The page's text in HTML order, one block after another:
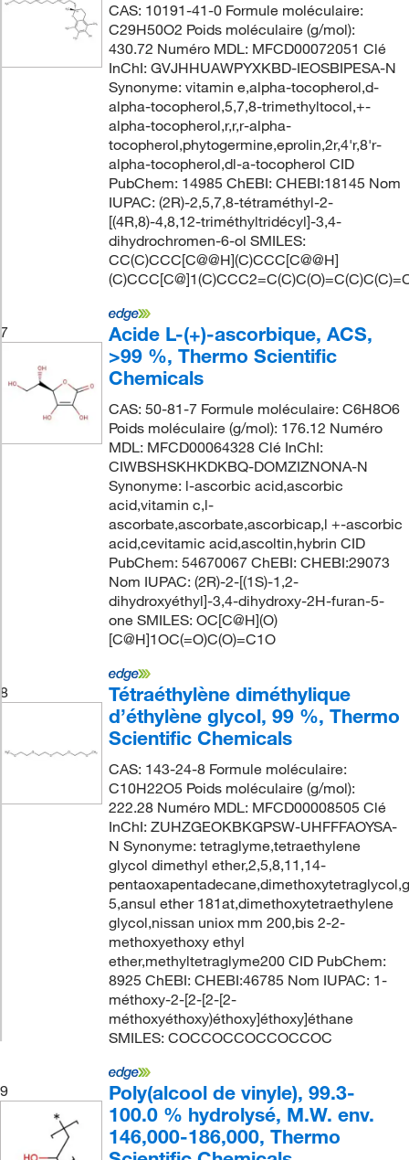
CAS: 10191-41-0 Formule moléculaire:
C29H50O2 Poids moléculaire (g/mol):
430.72 Numéro MDL: MFCD00072051 Clé
InChI: GVJHHUAWPYXKBD-IEOSBIPESA-N
Synonyme: vitamin e,alpha-tocopherol,d-
alpha-tocopherol,5,7,8-trimethyltocol,+-
alpha-tocopherol,r,r,r-alpha-
tocopherol,phytogermine,eprolin,2r,4'r,8'r-
alpha-tocopherol,dl-a-tocopherol CID
PubChem: 14985 ChEBI: CHEBI:18145 Nom
IUPAC: (2R)-2,5,7,8-tétraméthyl-2-
[(4R,8)-4,8,12-triméthyltridécyl]-3,4-
dihydrochromen-6-ol SMILES:
CC(C)CCC[C@@H](C)CCC[C@@H]
7
Acide L-(+)-ascorbique, ACS,
>99 %, Thermo Scientific
Chemicals
CAS: 50-81-7 Formule moléculaire: C6H8O6
Poids moléculaire (g/mol): 176.12 Numéro
MDL: MFCD00064328 Clé InChI:
CIWBSHSKHKDKBQ-DOMZIZNONA-N
Synonyme: l-ascorbic acid,ascorbic
acid,vitamin c,l-
ascorbate,ascorbate,ascorbicap,l +-ascorbic
acid,cevitamic acid,ascoltin,hybrin CID
PubChem: 54670067 ChEBI: CHEBI:29073
Nom IUPAC: (2R)-2-[(1S)-1,2-
dihydroxyéthyl]-3,4-dihydroxy-2H-furan-5-
one SMILES: OC[C@H](O)
[C@H]1OC(=O)C(O)=C1O
8
Tétraéthylène diméthylique
d’éthylène glycol, 99 %, Thermo
Scientific Chemicals
CAS: 143-24-8 Formule moléculaire:
C10H22O5 Poids moléculaire (g/mol):
222.28 Numéro MDL: MFCD00008505 Clé
InChI: ZUHZGEOKBKGPSW-UHFFFAOYSA-
N Synonyme: tetraglyme,tetraethylene
glycol dimethyl ether,2,5,8,11,14-
5,ansul ether 181at,dimethoxytetraethylene
glycol,nissan uniox mm 200,bis 2-2-
methoxyethoxy ethyl
ether,methyltetraglyme200 CID PubChem:
8925 ChEBI: CHEBI:46785 Nom IUPAC: 1-
méthoxy-2-[2-[2-[2-
méthoxyéthoxy)éthoxy]éthoxy]éthane
SMILES: COCCOCCOCCOCCOC
9
Poly(alcool de vinyle), 99.3-
100.0 % hydrolysé, M.W. env.
146,000-186,000, Thermo